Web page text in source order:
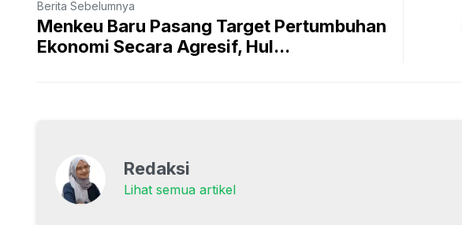
Berita Sebelumnya
Menkeu Baru Pasang Target Pertumbuhan
Ekonomi Secara Agresif, Hul...
Redaksi
Lihat semua artikel